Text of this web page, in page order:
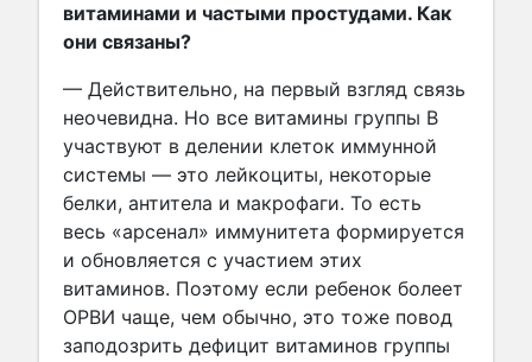
витаминами и частыми простудами. Как
они связаны?
— Действительно, на первый взгляд связь
неочевидна. Но все витамины группы В
участвуют в делении клеток иммунной
системы — это лейкоциты, некоторые
белки, антитела и макрофаги. То есть
весь «арсенал» иммунитета формируется
и обновляется с участием этих
витаминов. Поэтому если ребенок болеет
ОРВИ чаще, чем обычно, это тоже повод
заподозрить дефицит витаминов группы